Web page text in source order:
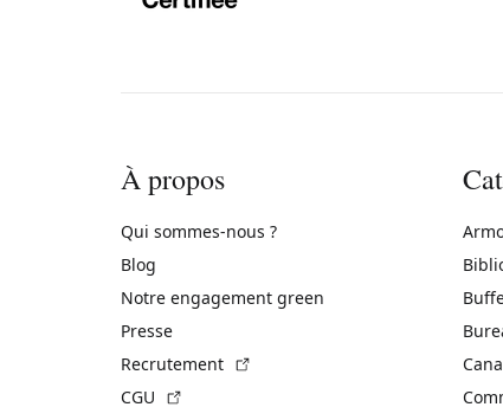
À propos
Qui sommes-nous ?
Blog
Notre engagement green
Presse
Recrutement
CGU